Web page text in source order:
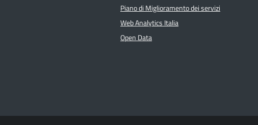
Piano di Miglioramento dei servizi
Web Analytics Italia
Open Data